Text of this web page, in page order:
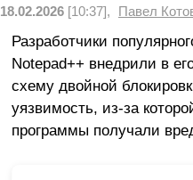
18.02.2026 [10:37], Павел
Разработчики
Notepad++ внедрили в
схему двойной
уязвимость, из-за
программы получали